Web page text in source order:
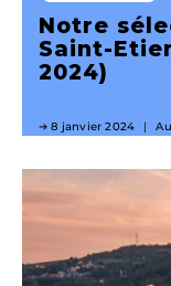
Notre
Saint-
2024)
8 janvier 2024